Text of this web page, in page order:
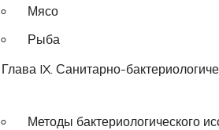
Мясо
Рыба
Глава IX. Санитарно-
Методы бактериологического